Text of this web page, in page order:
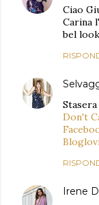
Ciao
Carina
bel
Stasera
Don't
Irene